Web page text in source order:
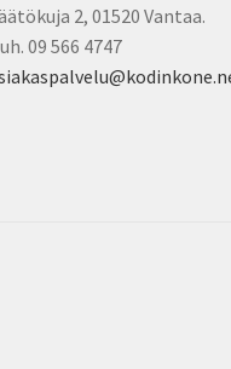
2, 01520 Vantaa.
09 566 4747